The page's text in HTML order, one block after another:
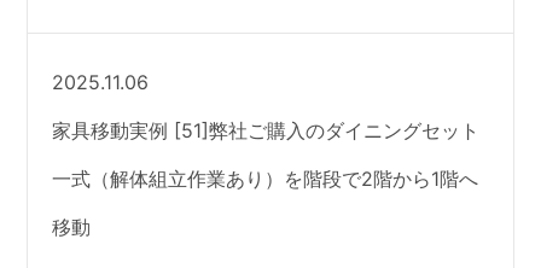
2025.11.06
家具移動実例 [51]弊社ご購入のダイニングセット
一式（解体組立作業あり）を階段で2階から1階へ
移動